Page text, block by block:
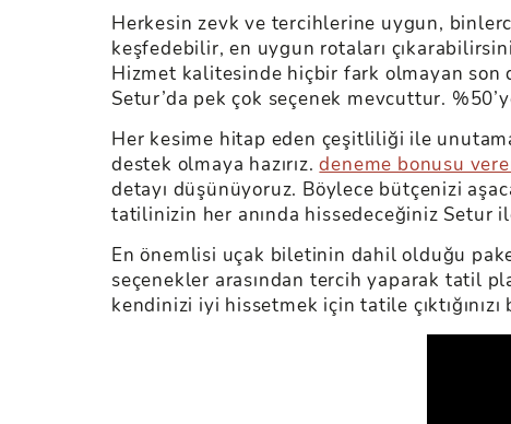
Herkesin zevk ve tercihlerine uygun,
keşfedebilir, en uygun rotaları
Hizmet kalitesinde hiçbir fark olmayan son
Setur’da pek çok seçenek mevcuttur.
Her kesime hitap eden çeşitliliği ile
destek olmaya hazırız.deneme bonusu
detayı düşünüyoruz. Böylece bütçenizi
tatilinizin her anında hissedeceğiniz Setur
En önemlisi uçak biletinin dahil olduğu
seçenekler arasından tercih yaparak tatil
kendinizi iyi hissetmek için tatile